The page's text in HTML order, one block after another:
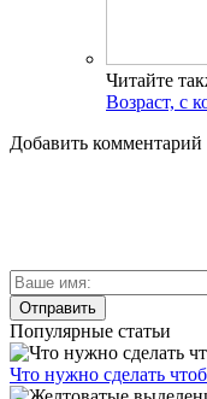
Читайте
Возраст, с
Добавить комментарий
Популярные статьи
Что нужно сделать